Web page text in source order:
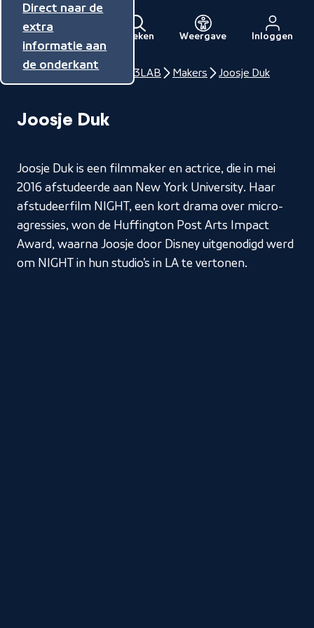
Direct naar de
inhoud
Direct naar de
hoofdnavigatie
Direct naar de
extra
informatie aan
de onderkant
Menu
Naar
de
beginpagina
NPO
Zoeken Weergave Inloggen
Home NPO Talent 3LAB Makers Joosje Duk
Joosje Duk
Joosje Duk is een filmmaker en actrice, die in mei
2016 afstudeerde aan New York University. Haar
afstudeerfilm NIGHT, een kort drama over micro-
agressies, won de Huffington Post Arts Impact
Award, waarna Joosje door Disney uitgenodigd werd
om NIGHT in hun studio's in LA te vertonen.